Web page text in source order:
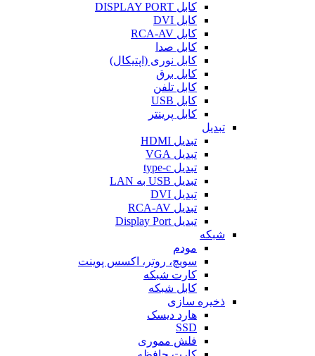
کابل DISPLAY PORT
کابل DVI
کابل RCA-AV
کابل صدا
کابل نوری (اپتیکال)
کابل برق
کابل تلفن
کابل USB
کابل پرینتر
تبدیل
تبدیل HDMI
تبدیل VGA
تبدیل type-c
تبدیل USB به LAN
تبدیل DVI
تبدیل RCA-AV
تبدیل Display Port
شبکه
مودم
سویچ، روتر، اکسس پوینت
کارت شبکه
کابل شبکه
ذخیره سازی
هارد دیسک
SSD
فلش مموری